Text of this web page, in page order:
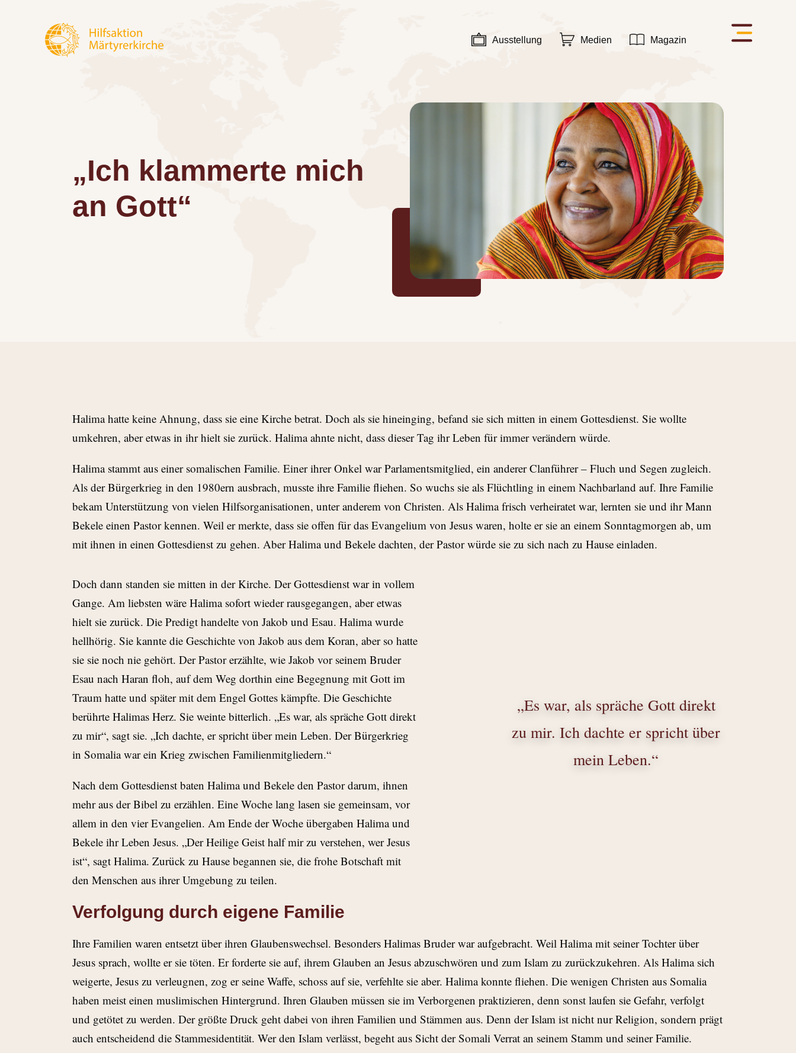
Ausstellung Medien Magazin
„Ich klammerte mich
an Gott“
Halima hatte keine Ahnung, dass sie eine Kirche betrat. Doch als sie hineinging, befand sie sich mitten in einem Gottesdienst. Sie wollte
umkehren, aber etwas in ihr hielt sie zurück. Halima ahnte nicht, dass dieser Tag ihr Leben für immer verändern würde.
Halima stammt aus einer somalischen Familie. Einer ihrer Onkel war Parlamentsmitglied, ein anderer Clanführer – Fluch und Segen zugleich.
Als der Bürgerkrieg in den 1980ern ausbrach, musste ihre Familie fliehen. So wuchs sie als Flüchtling in einem Nachbarland auf. Ihre Familie
bekam Unterstützung von vielen Hilfsorganisationen, unter anderem von Christen. Als Halima frisch verheiratet war, lernten sie und ihr Mann
Bekele einen Pastor kennen. Weil er merkte, dass sie offen für das Evangelium von Jesus waren, holte er sie an einem Sonntagmorgen ab, um
mit ihnen in einen Gottesdienst zu gehen. Aber Halima und Bekele dachten, der Pastor würde sie zu sich nach zu Hause einladen.
Doch dann standen sie mitten in der Kirche. Der Gottesdienst war in vollem
Gange. Am liebsten wäre Halima sofort wieder rausgegangen, aber etwas
hielt sie zurück. Die Predigt handelte von Jakob und Esau. Halima wurde
hellhörig. Sie kannte die Geschichte von Jakob aus dem Koran, aber so hatte
sie sie noch nie gehört. Der Pastor erzählte, wie Jakob vor seinem Bruder
Esau nach Haran floh, auf dem Weg dorthin eine Begegnung mit Gott im
Traum hatte und später mit dem Engel Gottes kämpfte. Die Geschichte
berührte Halimas Herz. Sie weinte bitterlich. „Es war, als spräche Gott direkt
zu mir“, sagt sie. „Ich dachte, er spricht über mein Leben. Der Bürgerkrieg
in Somalia war ein Krieg zwischen Familienmitgliedern.“
Nach dem Gottesdienst baten Halima und Bekele den Pastor darum, ihnen
mehr aus der Bibel zu erzählen. Eine Woche lang lasen sie gemeinsam, vor
allem in den vier Evangelien. Am Ende der Woche übergaben Halima und
Bekele ihr Leben Jesus. „Der Heilige Geist half mir zu verstehen, wer Jesus
ist“, sagt Halima. Zurück zu Hause begannen sie, die frohe Botschaft mit
den Menschen aus ihrer Umgebung zu teilen.
„Es war, als spräche Gott direkt
zu mir. Ich dachte er spricht über
mein Leben.“
Verfolgung durch eigene Familie
Ihre Familien waren entsetzt über ihren Glaubenswechsel. Besonders Halimas Bruder war aufgebracht. Weil Halima mit seiner Tochter über
Jesus sprach, wollte er sie töten. Er forderte sie auf, ihrem Glauben an Jesus abzuschwören und zum Islam zu zurückzukehren. Als Halima sich
weigerte, Jesus zu verleugnen, zog er seine Waffe, schoss auf sie, verfehlte sie aber. Halima konnte fliehen. Die wenigen Christen aus Somalia
haben meist einen muslimischen Hintergrund. Ihren Glauben müssen sie im Verborgenen praktizieren, denn sonst laufen sie Gefahr, verfolgt
und getötet zu werden. Der größte Druck geht dabei von ihren Familien und Stämmen aus. Denn der Islam ist nicht nur Religion, sondern prägt
auch entscheidend die Stammesidentität. Wer den Islam verlässt, begeht aus Sicht der Somali Verrat an seinem Stamm und seiner Familie.